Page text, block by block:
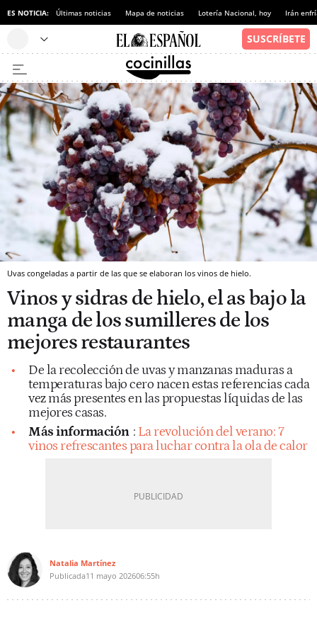
ES NOTICIA: Últimas noticias Mapa de noticias Lotería Nacional, hoy Irán
Uvas congeladas a partir de las que se elaboran los vinos de hielo.
Vinos y sidras de hielo, el as bajo la
manga de los sumilleres de los
mejores restaurantes
De la recolección de uvas y manzanas maduras a
temperaturas bajo cero nacen estas referencias cada
vez más presentes en las propuestas líquidas de las
mejores casas.
Más información : La revolución del verano: 7
vinos refrescantes para luchar contra la ola de calor
Natalia Martínez
Publicada11 mayo 202606:55h